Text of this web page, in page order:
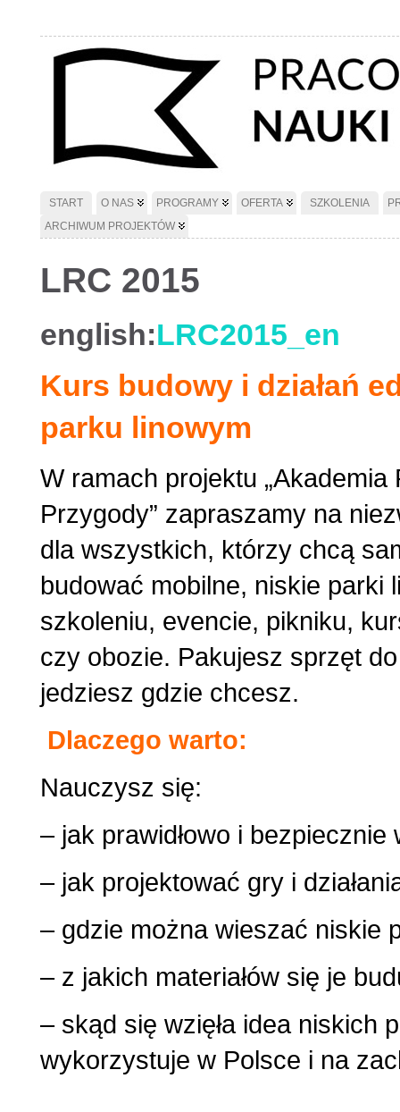
START O NAS PROGRAMY OFERTA SZKOLENIA
ARCHIWUM PROJEKTÓW
LRC 2015
english:LRC2015_en
Kurs budowy i działań
parku linowym
W ramach projektu „Akademia
Przygody” zapraszamy na
dla wszystkich, którzy chcą
budować mobilne, niskie parki
szkoleniu, evencie, pikniku,
czy obozie. Pakujesz sprzęt
jedziesz gdzie chcesz.
Dlaczego warto:
Nauczysz się:
– jak prawidłowo i
– jak projektować gry i
– gdzie można wieszać niskie
– z jakich materiałów się je
– skąd się wzięła idea niskich
wykorzystuje w Polsce i na